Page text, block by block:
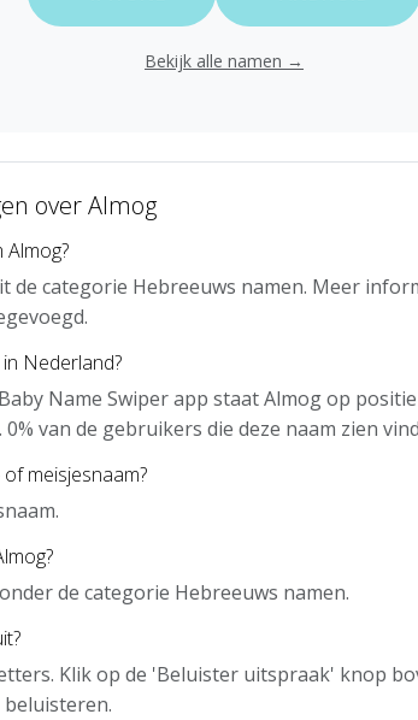
Bekijk alle namen →
over Almog
de categorie Hebreeuws namen. Meer
Nederland?
Name Swiper app staat Almog op
van de gebruikers die deze naam zien
meisjesnaam?
de categorie Hebreeuws namen.
Klik op de 'Beluister uitspraak' knop